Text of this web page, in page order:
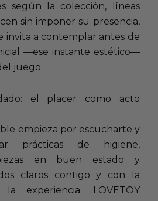
según la colección, líneas
sin imponer su presencia,
invita a contemplar antes de
—ese instante estético—
juego.
el placer como acto
empieza por escucharte y
prácticas de higiene,
en buen estado y
claros contigo y con la
experiencia. LOVETOY